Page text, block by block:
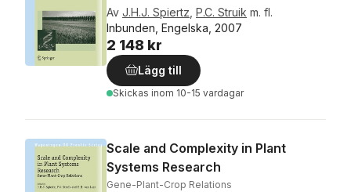
Av J.H.J. Spiertz P.C. Struik m. fl.
Inbunden, Engelska, 2007
2 148 kr
Lägg till
Skickas inom 10-15 vardagar
Scale and Complexity in Plant
Systems Research
Gene-Plant-Crop Relations